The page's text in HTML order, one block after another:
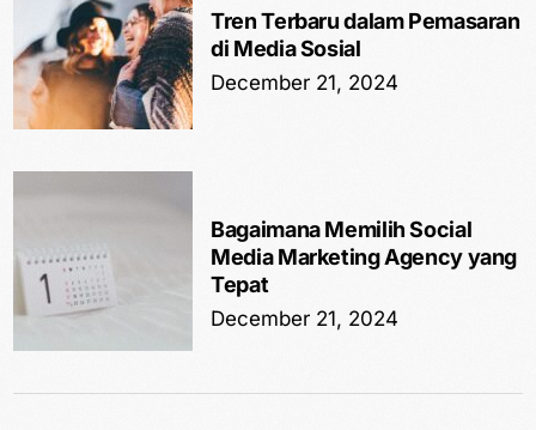
Tren Terbaru dalam Pemasaran
di Media Sosial
December 21, 2024
Bagaimana Memilih Social
Media Marketing Agency yang
Tepat
December 21, 2024